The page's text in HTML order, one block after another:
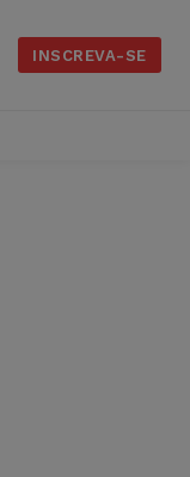
INSCREVA-SE